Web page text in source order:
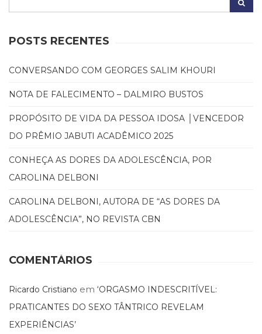
Especial
Fisioterapia
Fonoaudiologia
Gestalt-
terapia
Jornalismo
(57)
(66)
Literatura
Erótica
Ficção,
(69)
Obras
referência
POSTS RECENTES
CONVERSANDO COM GEORGES SALIM KHOURI
NOTA DE FALECIMENTO – DALMIRO BUSTOS
PROPÓSITO DE VIDA DA PESSOA IDOSA │VENCEDOR
DO PRÊMIO JABUTI ACADÊMICO 2025
CONHEÇA AS DORES DA ADOLESCÊNCIA, POR
CAROLINA DELBONI
CAROLINA DELBONI, AUTORA DE “AS DORES DA
ADOLESCÊNCIA”, NO REVISTA CBN
COMENTÁRIOS
Ricardo Cristiano em ‘ORGASMO INDESCRITÍVEL:
PRATICANTES DO SEXO TÂNTRICO REVELAM
EXPERIÊNCIAS’